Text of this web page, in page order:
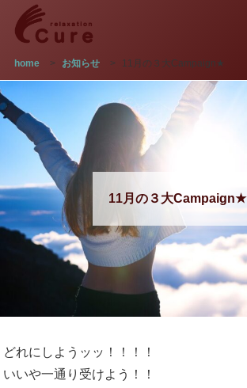
home > お知らせ > 11月の３大Campaign★
11月の３大Campaign★
どれにしようッッ！！！！
いいや一通り受けよう！！